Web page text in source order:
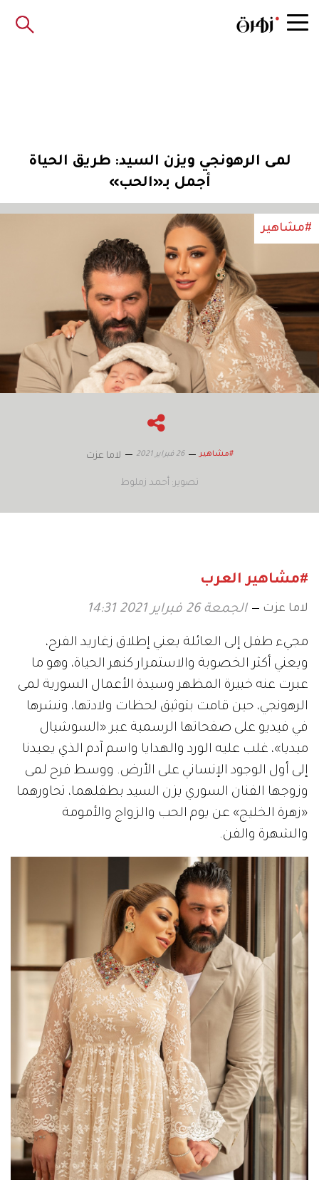
لمى الرهونجي ويزن السيد: طريق الحياة
أجمل بـ«الحب»
#مشاهير
#مشاهير 26 فبراير 2021 لاما عزت
تصوير: أحمد زملوط
#مشاهير العرب
لاما عزت الجمعة 26 فبراير 2021 14:31
مجيء طفل إلى العائلة يعني إطلاق زغاريد الفرح،
ويعني أكثر الخصوبة والاستمرار كنهر الحياة، وهو ما
عبرت عنه خبيرة المظهر وسيدة الأعمال السورية لمى
الرهونجي، حين قامت بتوثيق لحظات ولادتها، ونشرها
في فيديو على صفحاتها الرسمية عبر «السوشيال
ميديا»، غلب عليه الورد والهدايا واسم آدم الذي يعيدنا
إلى أول الوجود الإنساني على الأرض. ووسط فرح لمى
وزوجها الفنان السوري يزن السيد بطفلهما، تحاورهما
«زهرة الخليج» عن يوم الحب والزواج والأمومة
والشهرة والفن.